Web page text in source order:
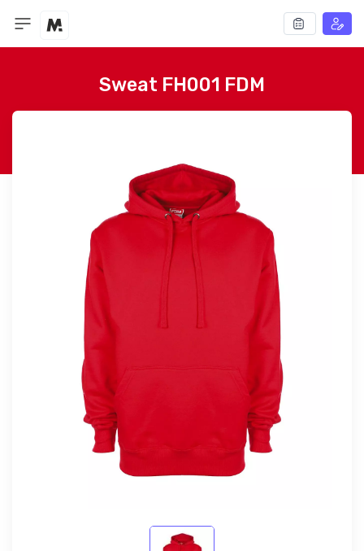
Sweat FH001 FDM